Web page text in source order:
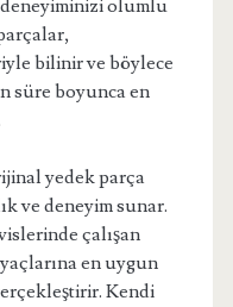
deneyiminizi olumlu
bilinir ve böylece
süre boyunca en
yedek parça
ve deneyim sunar.
çalışan
en uygun
Kendi